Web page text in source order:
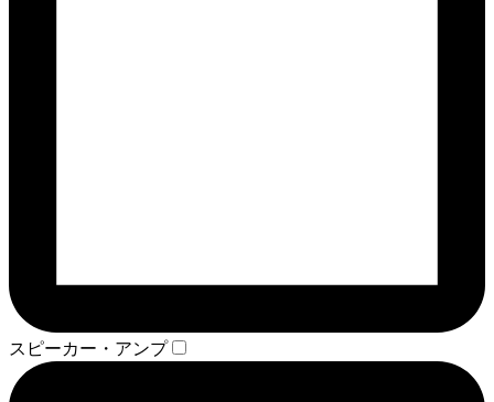
スピーカー・アンプ